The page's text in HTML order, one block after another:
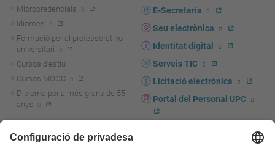
Microcredencials
Idiomes
Formació per al professorat no
universitari
Cursos d'estiu
Cursos MOOC
Diploma per a més grans de 55
anys
Actualitat R+D+I
E-Secretaria
Seu electrònica
Identitat digital
Serveis TIC
Licitació electrònica
Portal del Personal UPC